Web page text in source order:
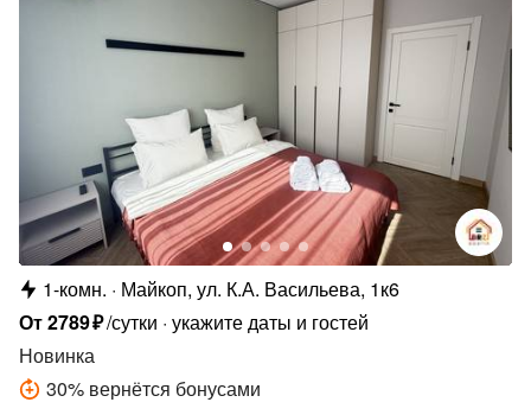
1-комн.
Майкоп, ул. К.А. Васильева, 1к6
От2789₽/сутки укажите даты и гостей
Новинка
30% вернётся бонусами